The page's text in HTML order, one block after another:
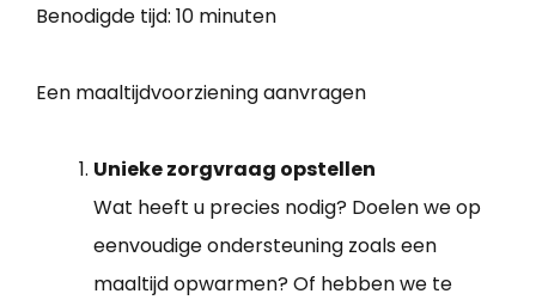
Benodigde tijd: 10 minuten
Een maaltijdvoorziening aanvragen
Unieke zorgvraag opstellen
Wat heeft u precies nodig? Doelen we op
eenvoudige ondersteuning zoals een
maaltijd opwarmen? Of hebben we te